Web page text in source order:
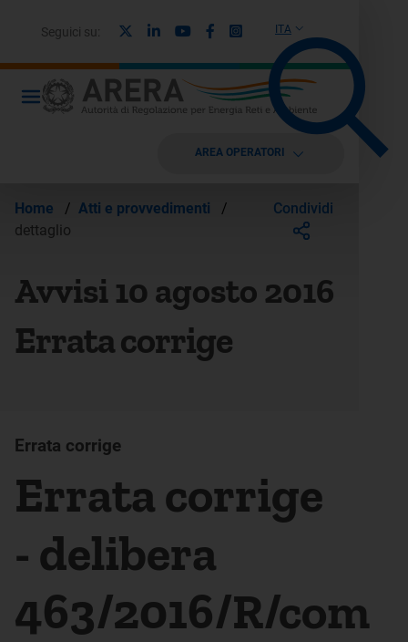
ITA
Seguici su: LinkedinYoutubeFacebook
Instagram
AREA OPERATORI
Home / Atti e provvedimenti
/
dettaglio
Condividi
Avvisi 10 agosto 2016
Errata corrige
Errata corrige
Errata corrige
- delibera
463/2016/R/com